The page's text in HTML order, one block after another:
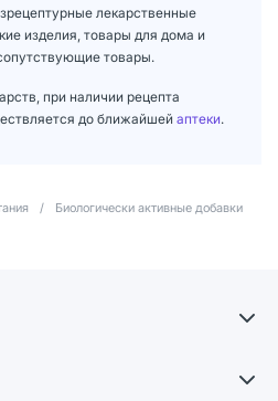
лекарственные
изделия, товары для дома и
товары.
при наличии рецепта
до ближайшей аптеки.
/
Биологически активные добавки